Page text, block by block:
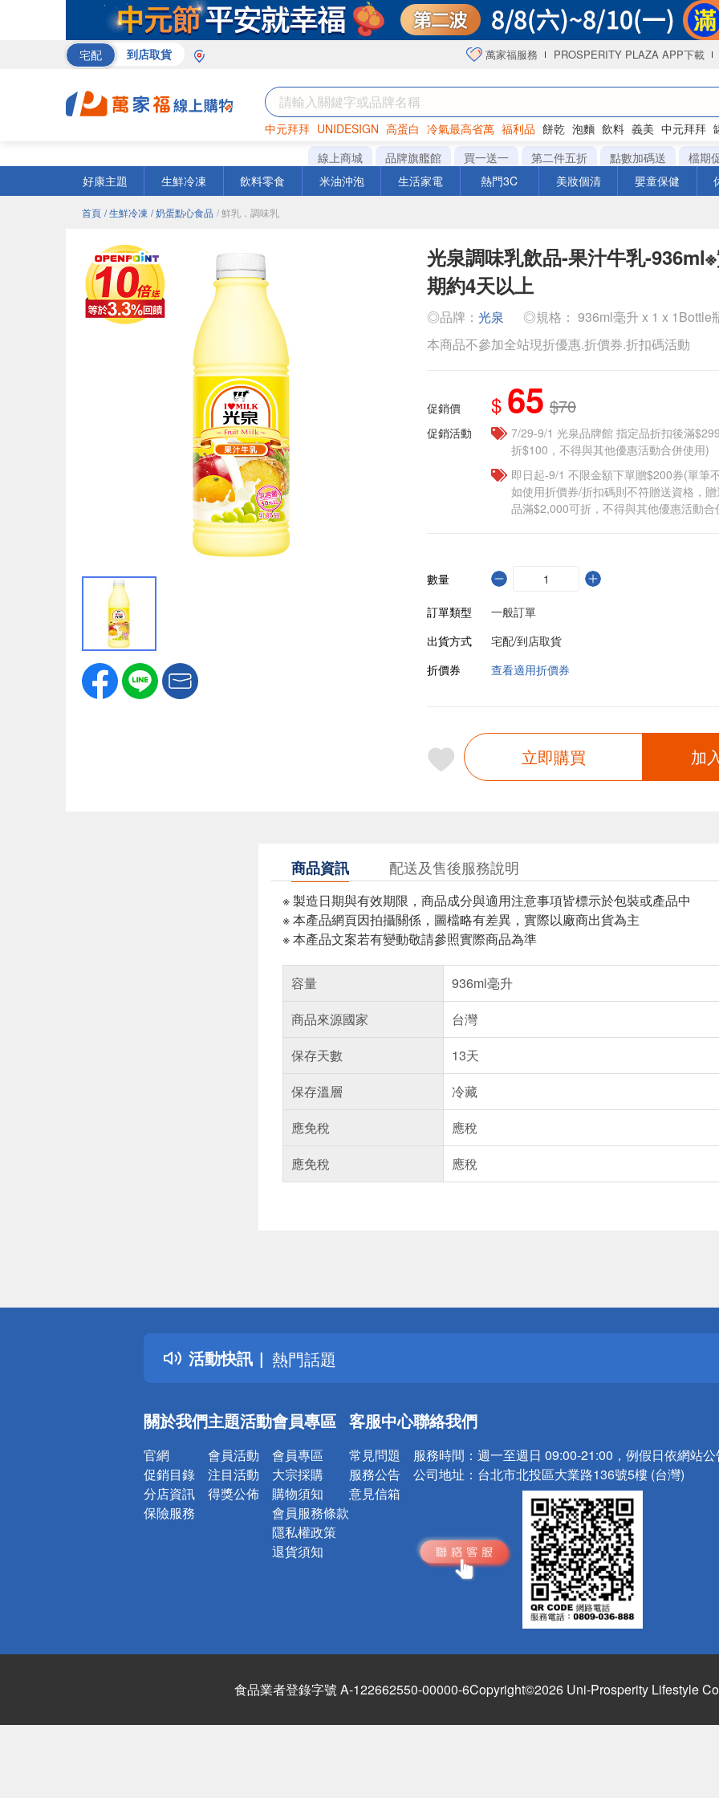
宅配 到店取貨 萬家福服務 PROSPERITY PLAZA APP下載
中元拜拜 UNIDESIGN 高蛋白 冷氣最高省萬 福利品 餅乾 泡麵 飲料 義美 中元拜拜
巧克力 衛生紙 咖啡
線上商城 品牌旗艦館 買一送一 第二件五折 點數加碼送
檔期
好康主題
生鮮冷凍 飲料零食 米油沖泡 生活家電 熱門3C 美妝個清 嬰童保健
首頁 / 生鮮冷凍 / 奶蛋點心食品 / 鮮乳．調味乳
光泉調味乳飲品-果汁牛乳-
期約4天以上
◎品牌： 光泉
◎規格： 936ml毫升 x 1 x 1Bottle
本商品不參加全站現折優惠.折價券.折扣碼活動
促銷價 $ 65 $70
促銷活動
7/29-9/1 光泉品牌館 指定品折扣後滿
折$100，不得與其他優惠活動合併使用)
即日起-9/1 不限金額下單贈$200券(單筆
如使用折價券/折扣碼則不符贈送資格，
品滿$2,000可折，不得與其他優惠活動合
數量
訂單類型
一般訂單
出貨方式
宅配/到店取貨
折價券
查看適用折價券
立即購買 加
商品資訊 配送及售後服務說明
※ 製造日期與有效期限，商品成分與適用注意事項皆標示於包裝或產品中
※ 本產品網頁因拍攝關係，圖檔略有差異，實際以廠商出貨為主
※ 本產品文案若有變動敬請參照實際商品為準
容量
936ml毫升
商品來源國家
台灣
保存天數
13天
保存溫層
冷藏
應免稅
應稅
應免稅
應稅
活動快訊
詐騙網頁！請小心！
得獎公告
熱門話題
銀行優惠
詐騙網頁！請小心！
關於我們
官網
促銷目錄
分店資訊
保險服務
主題活動
會員活動
注目活動
得獎公佈
會員專區
會員專區
大宗採購
購物須知
會員服務條款
隱私權政策
退貨須知
客服中心
常見問題
服務公告
意見信箱
聯絡我們
服務時間： 週一至週日 09:00-21:00，例假日依網站
公司地址： 台北市北投區大業路136號5樓 (台灣)
食品業者登錄字號 A-122662550-00000-6Copyright©2026 Uni-Prosperity Lifestyle